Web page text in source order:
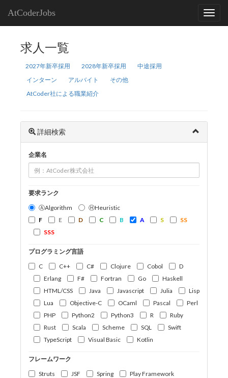
AtCoderJobs
求人一覧
2027年新卒採用 2028年新卒採用
中途採用
インターン
アルバイト
その他
AtCoder社による職業紹介
詳細検索
企業名
要求ランク
ⒶAlgorithm
ⒽHeuristic
F
E D C B A S
SS
SSS
プログラミング言語
C
C++ C# Clojure Cobol
D
Erlang
F# Fortran Go
Haskell
HTML/CSS
Java Javascript Julia
Lisp
Lua
Objective-C OCaml Pascal
Perl
PHP
Python2 Python3 R
Ruby
Rust
Scala Scheme SQL
Swift
TypeScript
Visual Basic Kotlin
フレームワーク
Struts
JSF Spring
Play Framework